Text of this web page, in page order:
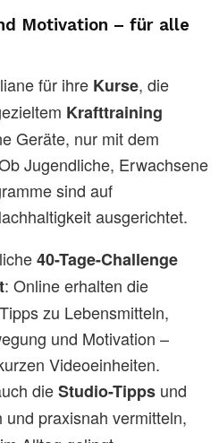
Motivation – für alle
für ihre Kurse, die
Krafttraining
Geräte, nur mit dem
Jugendliche, Erwachsene
sind auf
ausgerichtet.
40-Tage-Challenge
: Online erhalten die
zu Lebensmitteln,
und Motivation –
Videoeinheiten.
dieStudio-Tipps und
und praxisnah vermitteln,